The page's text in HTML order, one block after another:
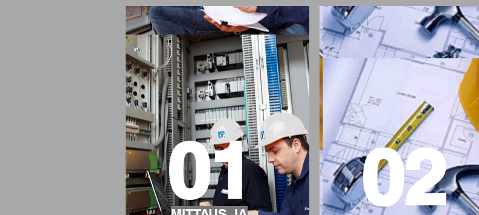
01 02